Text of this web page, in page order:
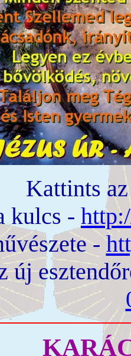
Kattints
kulcs -
-
új